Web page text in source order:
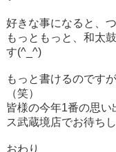
好きな事になると、
もっともっと、和太
す(^_^)
もっと書けるのです
（笑）
皆様の今年1番の思
ス武蔵境店でお待ち
おわり